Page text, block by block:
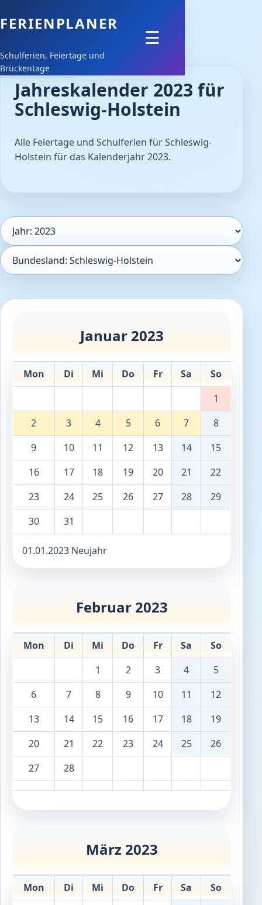
FERIENPLANER
Schulferien, Feiertage und
Brückentage
Feiertage
Schulferien
Downloads
☰
Jahreskalender 2023 für
Schleswig-Holstein
Alle Feiertage und Schulferien für Schleswig-
Holstein für das Kalenderjahr 2023.
Kalenderjahr
Bundesland
Januar 2023
Mon Di Mi Do Fr Sa
So
1
2
3 4 5 6 7
8
9
10 11 12 13 14
15
16
17 18 19 20 21
22
23
24 25 26 27 28
29
30
31
01.01.2023 Neujahr
Februar 2023
Mon Di Mi Do Fr Sa
So
1
2 3 4
5
6
7 8 9 10 11
12
13
14 15 16 17 18
19
20
21 22 23 24 25
26
27
28
März 2023
Mon Di Mi Do Fr Sa
So